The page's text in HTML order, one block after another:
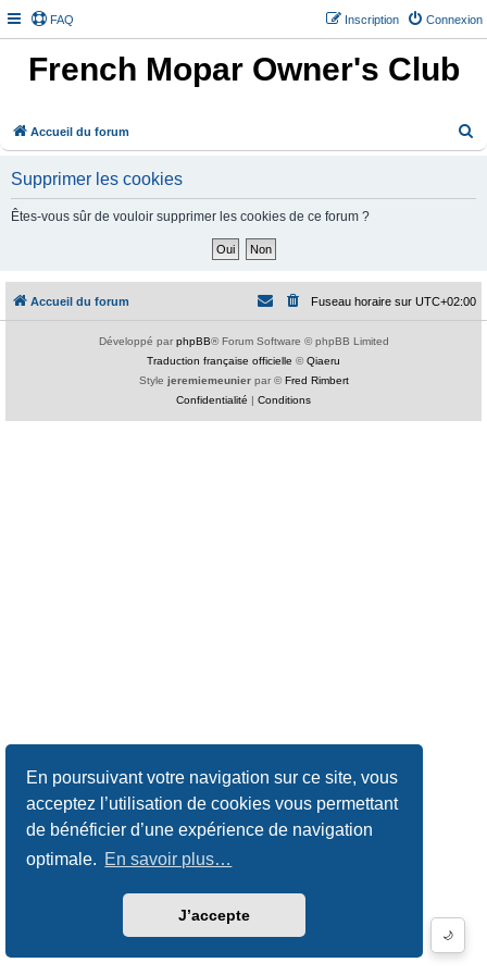
En poursuivant votre navigation sur ce site, vous
acceptez l’utilisation de cookies vous permettant
de bénéficier d’une expérience de navigation
optimale. En savoir plus…
J’accepte
FAQ Connexion
Inscription
French Mopar Owner's Club
Accueil du forum
🌙
Supprimer les cookies
Êtes-vous sûr de vouloir supprimer les cookies de ce forum ?
Accueil du forum Fuseau horaire sur UTC+02:00
Développé par phpBB® Forum Software © phpBB Limited
Traduction française officielle ©Qiaeru
Style jeremiemeunierpar ©Fred Rimbert
Confidentialité | Conditions